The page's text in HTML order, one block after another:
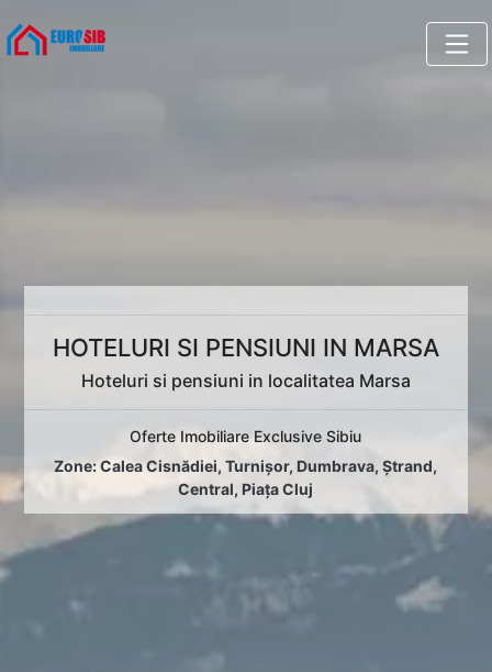
HOTELURI SI PENSIUNI IN MARSA
Hoteluri si pensiuni in localitatea Marsa
Oferte Imobiliare Exclusive Sibiu
Zone:Calea Cisnădiei,Turnișor,Dumbrava,Ștrand,
Central, Piața Cluj